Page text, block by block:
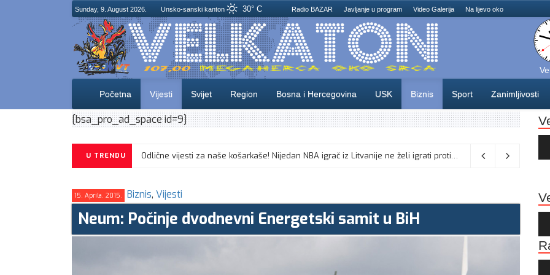
Sunday, 9. August 2026. Unsko-sanski kanton 30° C Radio BAZAR Javljanje u program Video Galerija Na lijevo oko
Početna Vijesti Svijet Region Bosna i Hercegovina USK Biznis Sport Zanimljivosti
[bsa_pro_ad_space id=9]
U TRENDU Odlične vijesti za naše košarkaše! Nijedan NBA igrač iz Litvanije ne želi igrati protiv BiH 08/08/2026
15. Aprila. 2015. Biznis, Vijesti
Neum: Počinje dvodnevni Energetski samit u BiH